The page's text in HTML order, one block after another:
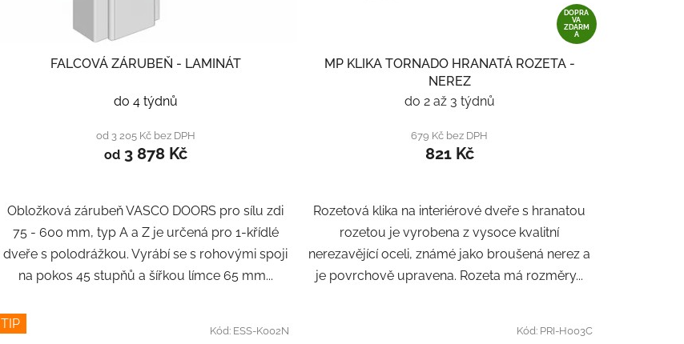
FALCOVÁ ZÁRUBEŇ - LAMINÁT
do 4 týdnů
od 3 205 Kč bez DPH
od3 878 Kč
Obložková zárubeň VASCO DOORS pro sílu zdi
75 - 600 mm, typ A a Z je určená pro 1-křídlé
dveře s polodrážkou. Vyrábí se s rohovými spoji
na pokos 45 stupňů a šířkou límce 65 mm...
DOPRA
VA
ZDARM
A
MP KLIKA TORNADO HRANATÁ ROZETA -
NEREZ
do 2 až 3 týdnů
679 Kč bez DPH
821 Kč
Rozetová klika na interiérové ​​dveře s hranatou
rozetou je vyrobena z vysoce kvalitní
nerezavějící oceli, známé jako broušená nerez a
je povrchově upravena. Rozeta má rozměry...
TIP Kód: ESS-K002N Kód: PRI-H003C